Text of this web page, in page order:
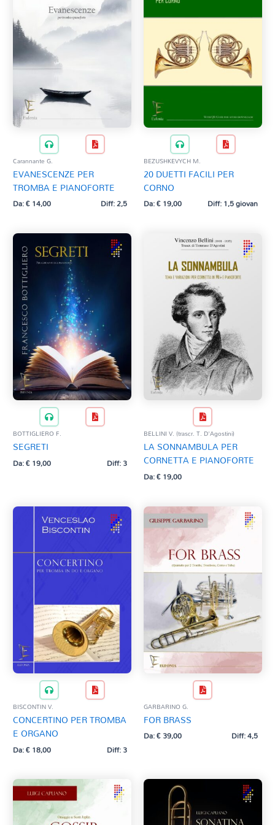
ROSSINI G. (trascr. E. Toscano)
SALVETTI C.
SALVETTI C. (rev. C. Mandonico)
SIMMARANO V.
SOUSA J. P. (arr. A. Fraioli)
STRAUSS J.
TEDESCHI G.B. - ANZOLIN L.
VERDI G. (trascr. Della Corte - Gaizo)
ZOCCARATO P.
Carannante G.
EVANESCENZE PER
TROMBA E PIANOFORTE
Da:€14,00 Diff: 2,5
BEZUSHKEVYCH M.
20 DUETTI FACILI PER
CORNO
Da:€19,00 Diff: 1,5 giovan
BOTTIGLIERO F.
SEGRETI
Da:€19,00 Diff: 3
BELLINI V. (trascr. T. D'Agostini)
LA SONNAMBULA PER
CORNETTA E PIANOFORTE
Da:€19,00
BISCONTIN V.
CONCERTINO PER TROMBA
E ORGANO
Da:€18,00 Diff: 3
GARBARINO G.
FOR BRASS
Da:€39,00 Diff: 4,5